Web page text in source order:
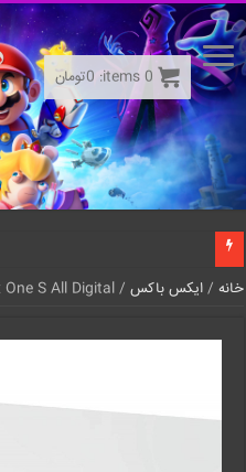
خانه /ایکس باکس / Xbox One S All Digital یک ترابایت
0
items:
0تومان